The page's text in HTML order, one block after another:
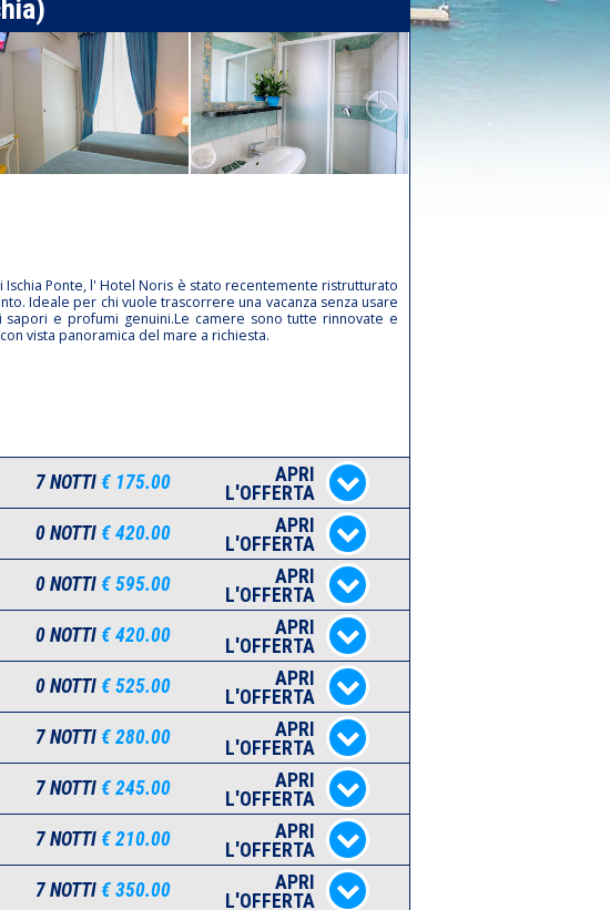
Ponte, l' Hotel Noris è stato recentemente ristrutturato
Ideale per chi vuole trascorrere una vacanza senza usare
e profumi genuini.Le camere sono tutte rinnovate e
vista panoramica del mare a richiesta.
7 NOTTI € 175.00
APRI
L'OFFERTA
0 NOTTI € 420.00
APRI
L'OFFERTA
0 NOTTI € 595.00
APRI
L'OFFERTA
0 NOTTI € 420.00
APRI
L'OFFERTA
0 NOTTI € 525.00
APRI
L'OFFERTA
7 NOTTI € 280.00
APRI
L'OFFERTA
7 NOTTI € 245.00
APRI
L'OFFERTA
7 NOTTI € 210.00
APRI
L'OFFERTA
7 NOTTI € 350.00
APRI
L'OFFERTA